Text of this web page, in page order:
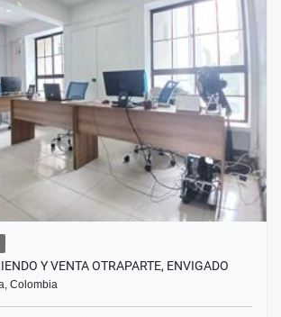
Y VENTA OTRAPARTE, ENVIGADO
Colombia